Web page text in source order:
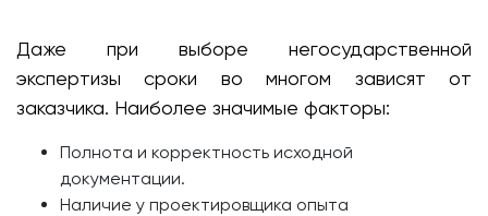
Даже при выборе негосударственной
экспертизы сроки во многом зависят от
заказчика. Наиболее значимые факторы:
Полнота и корректность исходной
документации.
Наличие у проектировщика опыта